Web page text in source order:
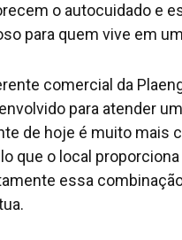
o autocuidado e
para quem vive em
comercial da
para atender
de hoje é muito mais
que o local
essa